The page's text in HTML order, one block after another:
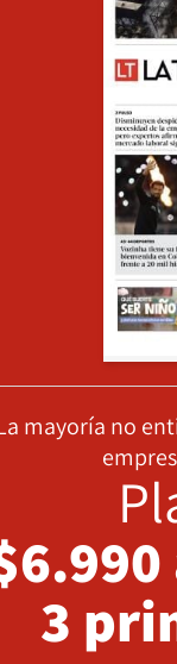
mayoría no
3